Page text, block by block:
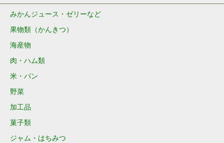
みかんジュース・ゼリーなど
果物類（かんきつ）
海産物
肉・ハム類
米・パン
野菜
加工品
菓子類
ジャム・はちみつ